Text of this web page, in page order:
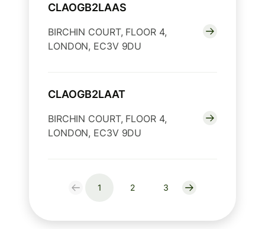
CLAOGB2LAAS
BIRCHIN COURT, FLOOR 4,
LONDON, EC3V 9DU
CLAOGB2LAAT
BIRCHIN COURT, FLOOR 4,
LONDON, EC3V 9DU
1 2 3